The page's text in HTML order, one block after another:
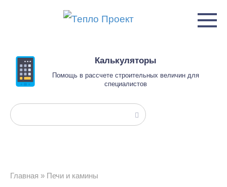
Калькуляторы
Помощь в рассчете строительных величин для
специалистов
Поиск:
Главная » Печи и камины